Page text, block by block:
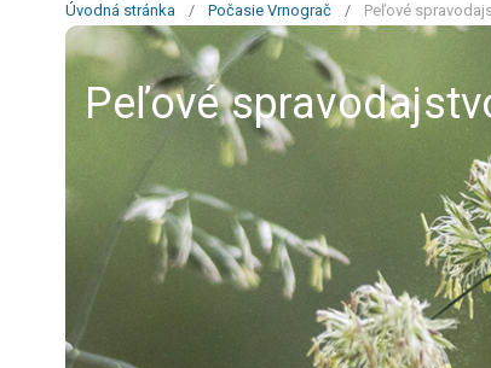
Úvodná stránka / Počasie Vrnograč / Peľové
Peľové